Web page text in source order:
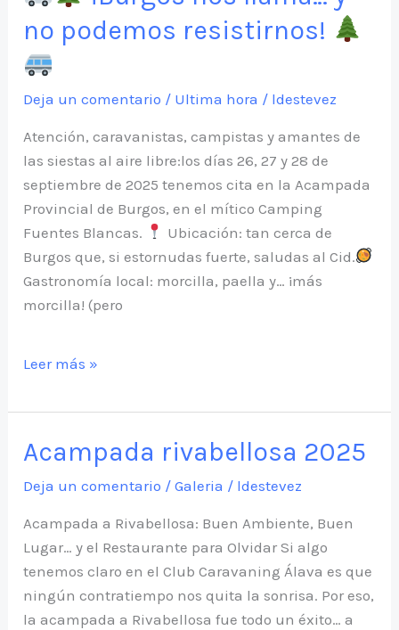
no podemos resistirnos!
Deja un comentario / Ultima hora / ldestevez
Atención, caravanistas, campistas y amantes de
las siestas al aire libre:los días 26, 27 y 28 de
septiembre de 2025 tenemos cita en la Acampada
Provincial de Burgos, en el mítico Camping
Fuentes Blancas.
Ubicación: tan cerca de
Burgos que, si estornudas fuerte, saludas al Cid.
Gastronomía local: morcilla, paella y… ¡más
morcilla! (pero
¡Burgos
llama…
y
podemos
resistirnos!
Leer más »
Acampada rivabellosa 2025
Deja un comentario /Galeria / ldestevez
Acampada a Rivabellosa: Buen Ambiente, Buen
Lugar… y el Restaurante para Olvidar Si algo
tenemos claro en el Club Caravaning Álava es que
ningún contratiempo nos quita la sonrisa. Por eso,
la acampada a Rivabellosa fue todo un éxito… a